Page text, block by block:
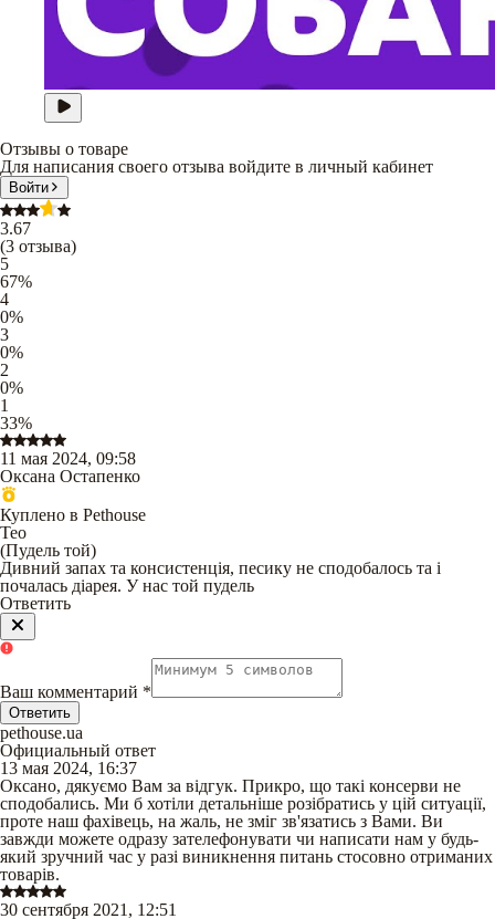
Отзывы о товаре
Для написания своего отзыва войдите в личный кабинет
Войти
3.67
(3 отзыва)
5
67%
4
0%
3
0%
2
0%
1
33%
11 мая 2024, 09:58
Оксана Остапенко
Куплено в Pethouse
Тео
(Пудель той)
Дивний запах та консистенція, песику не сподобалось та і
почалась діарея. У нас той пудель
Ответить
Ваш комментарий *
Ответить
pethouse.ua
Официальный ответ
13 мая 2024, 16:37
Оксано, дякуємо Вам за відгук. Прикро, що такі консерви не
сподобались. Ми б хотіли детальніше розібратись у цій ситуації,
проте наш фахівець, на жаль, не зміг зв'язатись з Вами. Ви
завжди можете одразу зателефонувати чи написати нам у будь-
який зручний час у разі виникнення питань стосовно отриманих
товарів.
30 сентября 2021, 12:51